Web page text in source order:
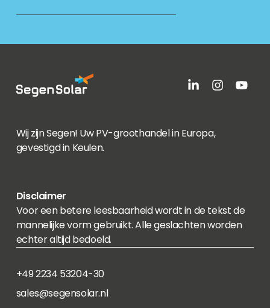
Wij zijn Segen! Uw PV-groothandel in Europa,
gevestigd in Keulen.
Disclaimer
Voor een betere leesbaarheid wordt in de tekst de
mannelijke vorm gebruikt. Alle geslachten worden
echter altijd bedoeld.
+49 2234 53204-30
sales@segensolar.nl